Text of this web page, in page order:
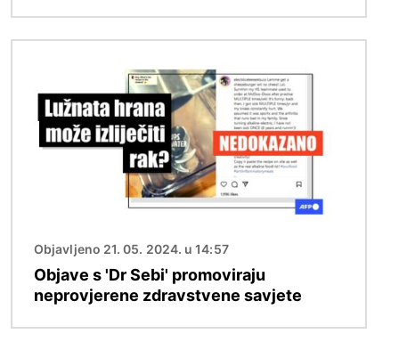
Objavljeno 21. 05. 2024. u 14:57
Objave s 'Dr Sebi' promoviraju
neprovjerene zdravstvene savjete